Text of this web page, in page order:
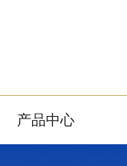
产品中心